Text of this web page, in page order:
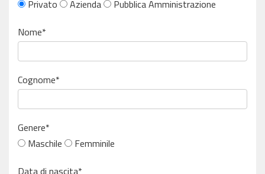
Privato
Azienda
Pubblica Amministrazione
Nome*
Cognome*
Genere*
Maschile
Femminile
Data di nascita*